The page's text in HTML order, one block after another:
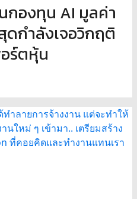
กองทุน AI มูลค่า
กำลังเจอวิกฤติ
ร์ตหุ้น